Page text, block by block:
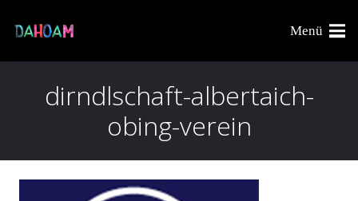
Menü
dirndlschaft-albertaich-
obing-verein